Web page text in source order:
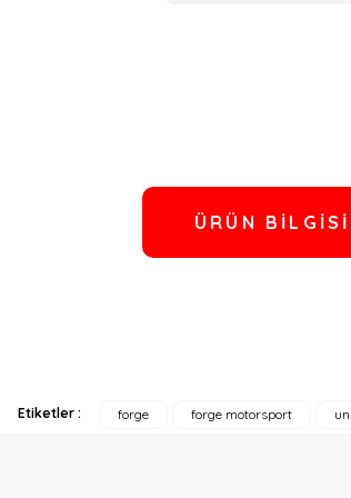
ÜRÜN BILGISI
Etiketler : forge forge motorsport